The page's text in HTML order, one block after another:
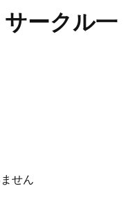
ークル一
せん